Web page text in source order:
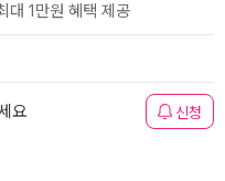
대 1만원 혜택 제공
요 신청